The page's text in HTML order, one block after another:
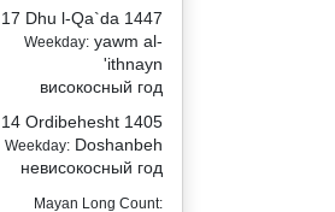
17 Dhu l-Qa`da 1447
Weekday: yawm al-
'ithnayn
високосный год
14 Ordibehesht 1405
Weekday: Doshanbeh
невисокосный год
Mayan Long Count: